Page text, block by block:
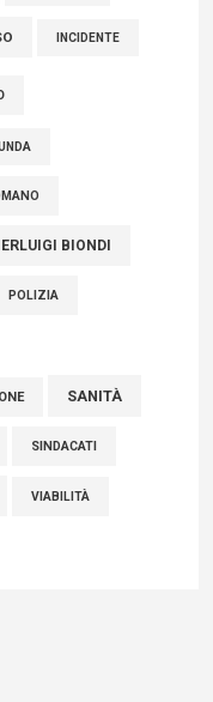
INCIDENTE
BIONDI
POLIZIA
SANITÀ
SINDACATI
VIABILITÀ